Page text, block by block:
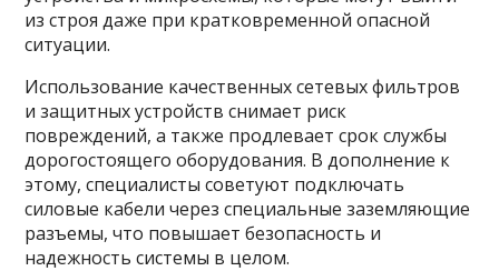
из строя даже при кратковременной опасной
ситуации.
Использование качественных сетевых фильтров
и защитных устройств снимает риск
повреждений, а также продлевает срок службы
дорогостоящего оборудования. В дополнение к
этому, специалисты советуют подключать
силовые кабели через специальные заземляющие
разъемы, что повышает безопасность и
надежность системы в целом.